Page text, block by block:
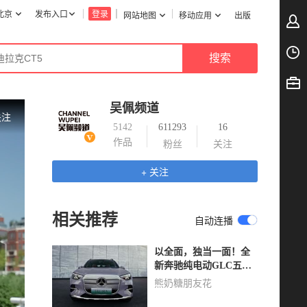
网站地图 移动应用 出版
登录
发布入口
京
吴佩频道
5142
作品
611293
粉丝
16
关注
+ 关注
相关推荐 自动连播
以全面，独当一面！全
新奔驰纯电动GLC五座
高配-鎏金版预售34.9万
熊奶糖朋友花